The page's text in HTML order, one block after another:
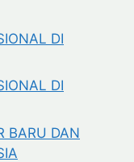
DI
DI
BARU DAN